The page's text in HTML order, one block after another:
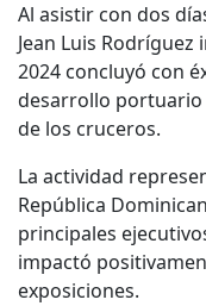
Al asistir con dos
Jean Luis
2024 concluyó con
desarrollo portuario
de los cruceros.
La actividad
República
principales
impactó
exposiciones.